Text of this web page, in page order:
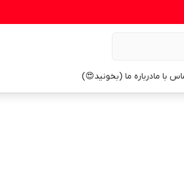
با مادرباره ما (بخونید😍)